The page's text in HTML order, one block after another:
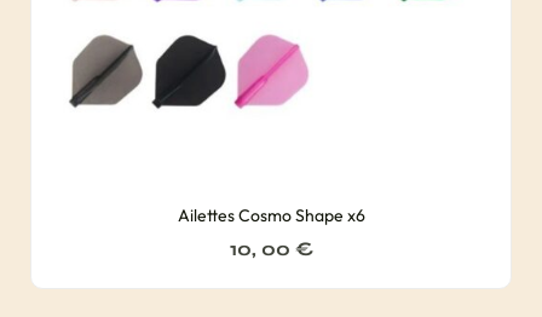
Ailettes Cosmo Shape x6
10, 00 €